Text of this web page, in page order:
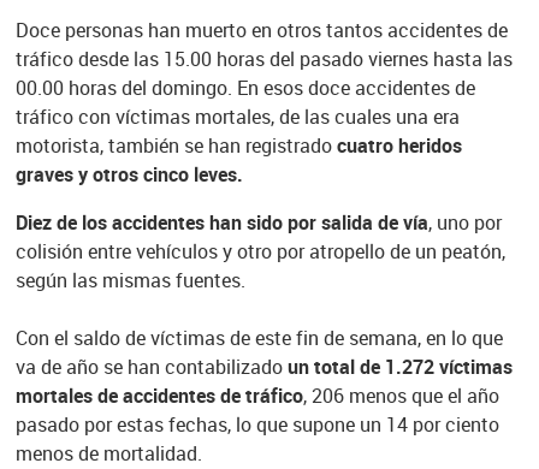
Doce personas han muerto en otros tantos accidentes de
tráficodesde las 15.00 horas del pasado viernes hasta las
00.00 horas del domingo. En esos doce accidentes de
tráficocon víctimas mortales, de las cuales una era
motorista, también se han registradocuatro heridos
graves y otros cinco leves.
Diez de los accidentes han sido por salida de vía, uno por
colisión entre vehículos y otro por atropello de un peatón,
según las mismas fuentes.
Con el saldo de víctimas de este fin de semana, en lo que
va de año se han contabilizadoun total de 1.272 víctimas
mortales de accidentes detráfico, 206 menos que el año
pasado por estas fechas, lo que supone un 14 por ciento
menos de mortalidad.